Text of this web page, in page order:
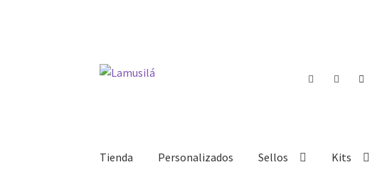
Ir
Ir
Tienda Personalizados Sellos Kits